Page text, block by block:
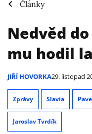
Články
Nedvěd
mu hodil
JIŘÍ HOVORKA29. listopad
Zprávy Slavia
Jaroslav Tvrdík